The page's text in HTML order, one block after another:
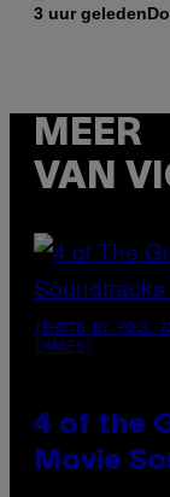
3 uur geleden
MEER
VAN
(PHOTO BY POOL
IMAGES)
4 of the
Movie